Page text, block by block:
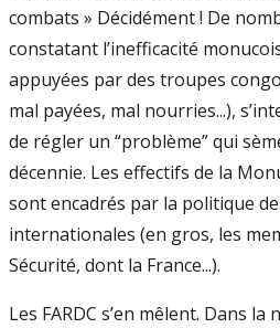
combats » Décidément ! De
constatant l’inefficacité
appuyées par des troupes
mal payées, mal nourries...),
de régler un “problème” qui
décennie. Les effectifs de la
sont encadrés par la politique
internationales (en gros, les
Sécurité, dont la France...).
Les FARDC s’en mêlent. Dans